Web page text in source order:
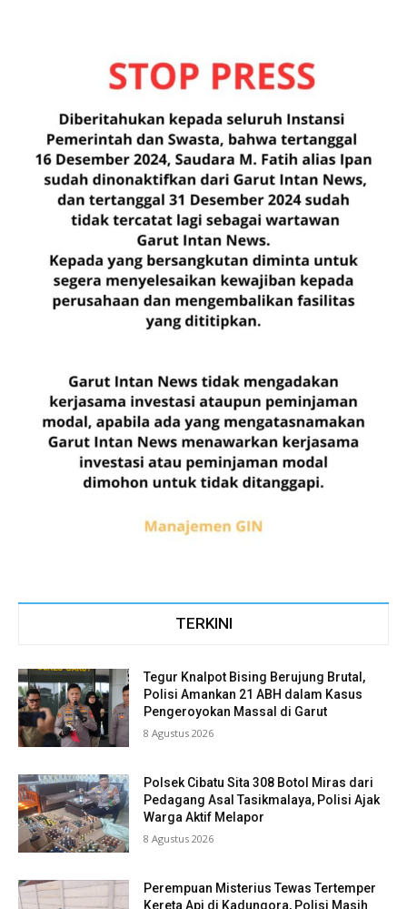
TERKINI
Tegur Knalpot Bising Berujung Brutal,
Polisi Amankan 21 ABH dalam Kasus
Pengeroyokan Massal di Garut
8 Agustus 2026
Polsek Cibatu Sita 308 Botol Miras dari
Pedagang Asal Tasikmalaya, Polisi Ajak
Warga Aktif Melapor
8 Agustus 2026
Perempuan Misterius Tewas Tertemper
Kereta Api di Kadungora, Polisi Masih